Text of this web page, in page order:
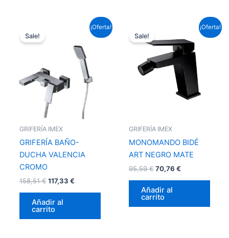
¡Oferta!
Sale!
GRIFERÍA IMEX
GRIFERÍA BAÑO-
DUCHA VALENCIA
CROMO
158,51€
158,51 €.
117,33 €
precio
es:
117,33 €.
Añadir al
carrito
¡Oferta!
Sale!
GRIFERÍA IMEX
MONOMANDO BIDÉ
ART NEGRO MATE
95,59€
original
95,59 €.
70,76 €
precio
actual
es:
70,76 €.
Añadir al
carrito